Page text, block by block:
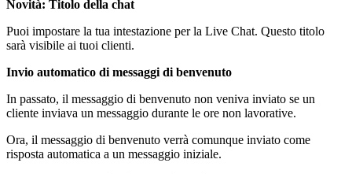
Novità: Titolo della chat
Puoi impostare la tua intestazione per la Live Chat. Questo titolo
sarà visibile ai tuoi clienti.
Invio automatico di messaggi di benvenuto
In passato, il messaggio di benvenuto non veniva inviato se un
cliente inviava un messaggio durante le ore non lavorative.
Ora, il messaggio di benvenuto verrà comunque inviato come
risposta automatica a un messaggio iniziale.